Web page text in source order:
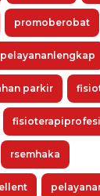
promoberobat
pelayananlengkap
parkir
rsemhaka